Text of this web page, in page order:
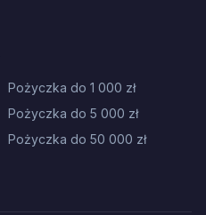
Pożyczka do 1 000 zł
Pożyczka do 5 000 zł
Pożyczka do 50 000 zł